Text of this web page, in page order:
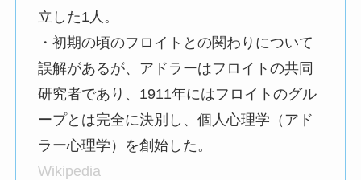
立した1人。
・初期の頃のフロイトとの関わりについて
誤解があるが、アドラーはフロイトの共同
研究者であり、1911年にはフロイトのグル
ープとは完全に決別し、個人心理学（アド
ラー心理学）を創始した。
Wikipedia